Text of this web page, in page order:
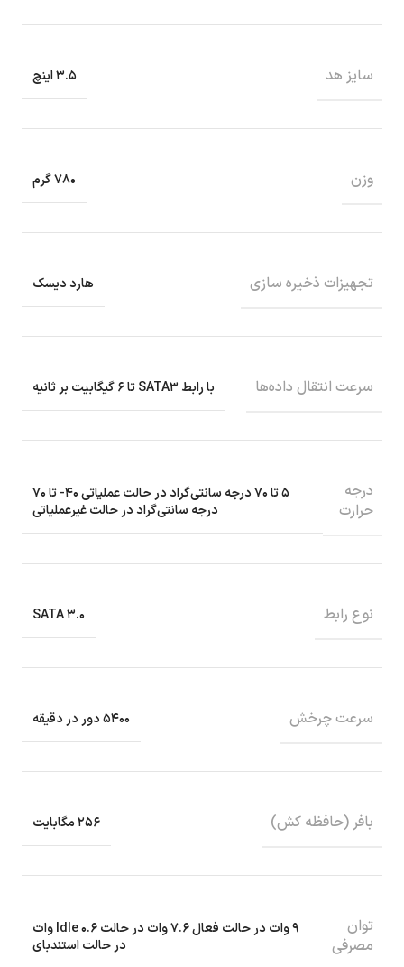
سایز هد ۳.۵ اینچ
وزن ۷۸۰ گرم
تجهیزات ذخیره سازی هارد دیسک
سرعت انتقال داده‌ها با رابط SATA۳ تا ۶ گیگابیت بر ثانیه
درجه
حرارت
۵ تا ۷۰ درجه سانتی‌گراد در حالت عملیاتی ۴۰- تا ۷۰
درجه سانتی‌گراد در حالت غیرعملیاتی
نوع رابط SATA ۳.۰
سرعت چرخش ۵۴۰۰ دور در دقیقه
بافر (حافظه کش) ۲۵۶ مگابایت
توان
مصرفی
۹ وات در حالت فعال ۷.۶ وات در حالت Idle ۰.۶ وات
در حالت استندبای